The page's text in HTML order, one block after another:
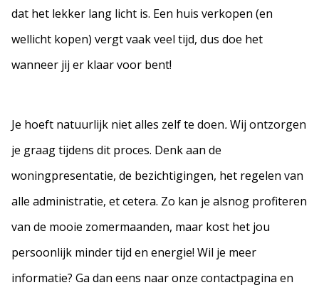
dat het lekker lang licht is. Een huis verkopen (en
wellicht kopen) vergt vaak veel tijd, dus doe het
wanneer jij er klaar voor bent!
Je hoeft natuurlijk niet alles zelf te doen.Wij ontzorgen
je graag tijdens dit proces. Denk aan de
woningpresentatie, de bezichtigingen, het regelen van
alle administratie, et cetera. Zo kan je alsnog profiteren
van de mooie zomermaanden, maar kost het jou
persoonlijk minder tijd en energie! Wil je meer
informatie? Ga dan eens naar onze contactpagina en